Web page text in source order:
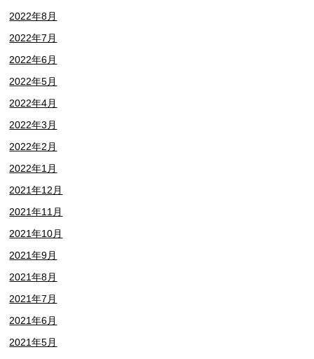
2022年8月
2022年7月
2022年6月
2022年5月
2022年4月
2022年3月
2022年2月
2022年1月
2021年12月
2021年11月
2021年10月
2021年9月
2021年8月
2021年7月
2021年6月
2021年5月